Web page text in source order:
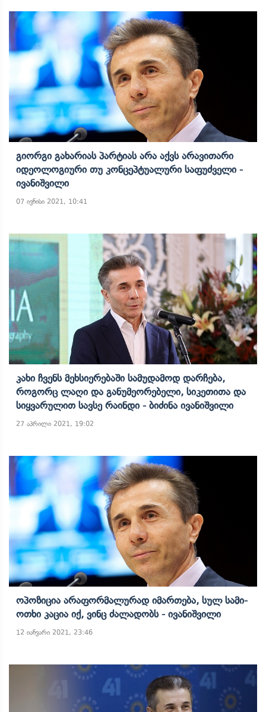
Გიორგი Გახარიას Პარტიას Არა Აქვს Არავითარი
Იდეოლოგიური Თუ Კონცეპტუალური Საფუძველი -
Ივანიშვილი
07 ივნისი 2021, 10:41
Კახი Ჩვენს Მეხსიერებაში Სამუდამოდ Დარჩება,
Როგორც Ლაღი Და Განუმეორებელი, Სიკეთითა Და
Სიყვარულით Სავსე Რაინდი - Ბიძინა Ივანიშვილი
27 აპრილი 2021, 19:02
Ოპოზიცია Არაფორმალურად Იმართება, Სულ Სამი-
Ოთხი Კაცია Იქ, Ვინც Ძალადობს - Ივანიშვილი
12 იანვარი 2021, 23:46